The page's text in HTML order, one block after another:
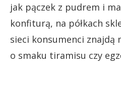
jak pączek z pudrem i
konfiturą, na półkach
sieci konsumenci znajdą
o smaku tiramisu czy